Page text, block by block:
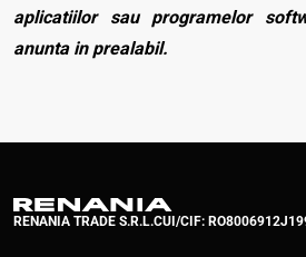
aplicatiilor sau programelor
anunta in prealabil.
RENANIA TRADE S.R.L.CUI/CIF: RO8006912